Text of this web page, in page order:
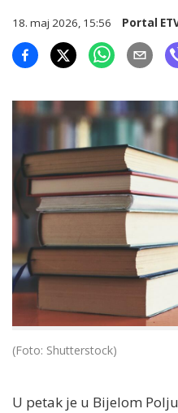
18. maj 2026, 15:56 Portal
(Foto: Shutterstock)
U petak je u Bijelom